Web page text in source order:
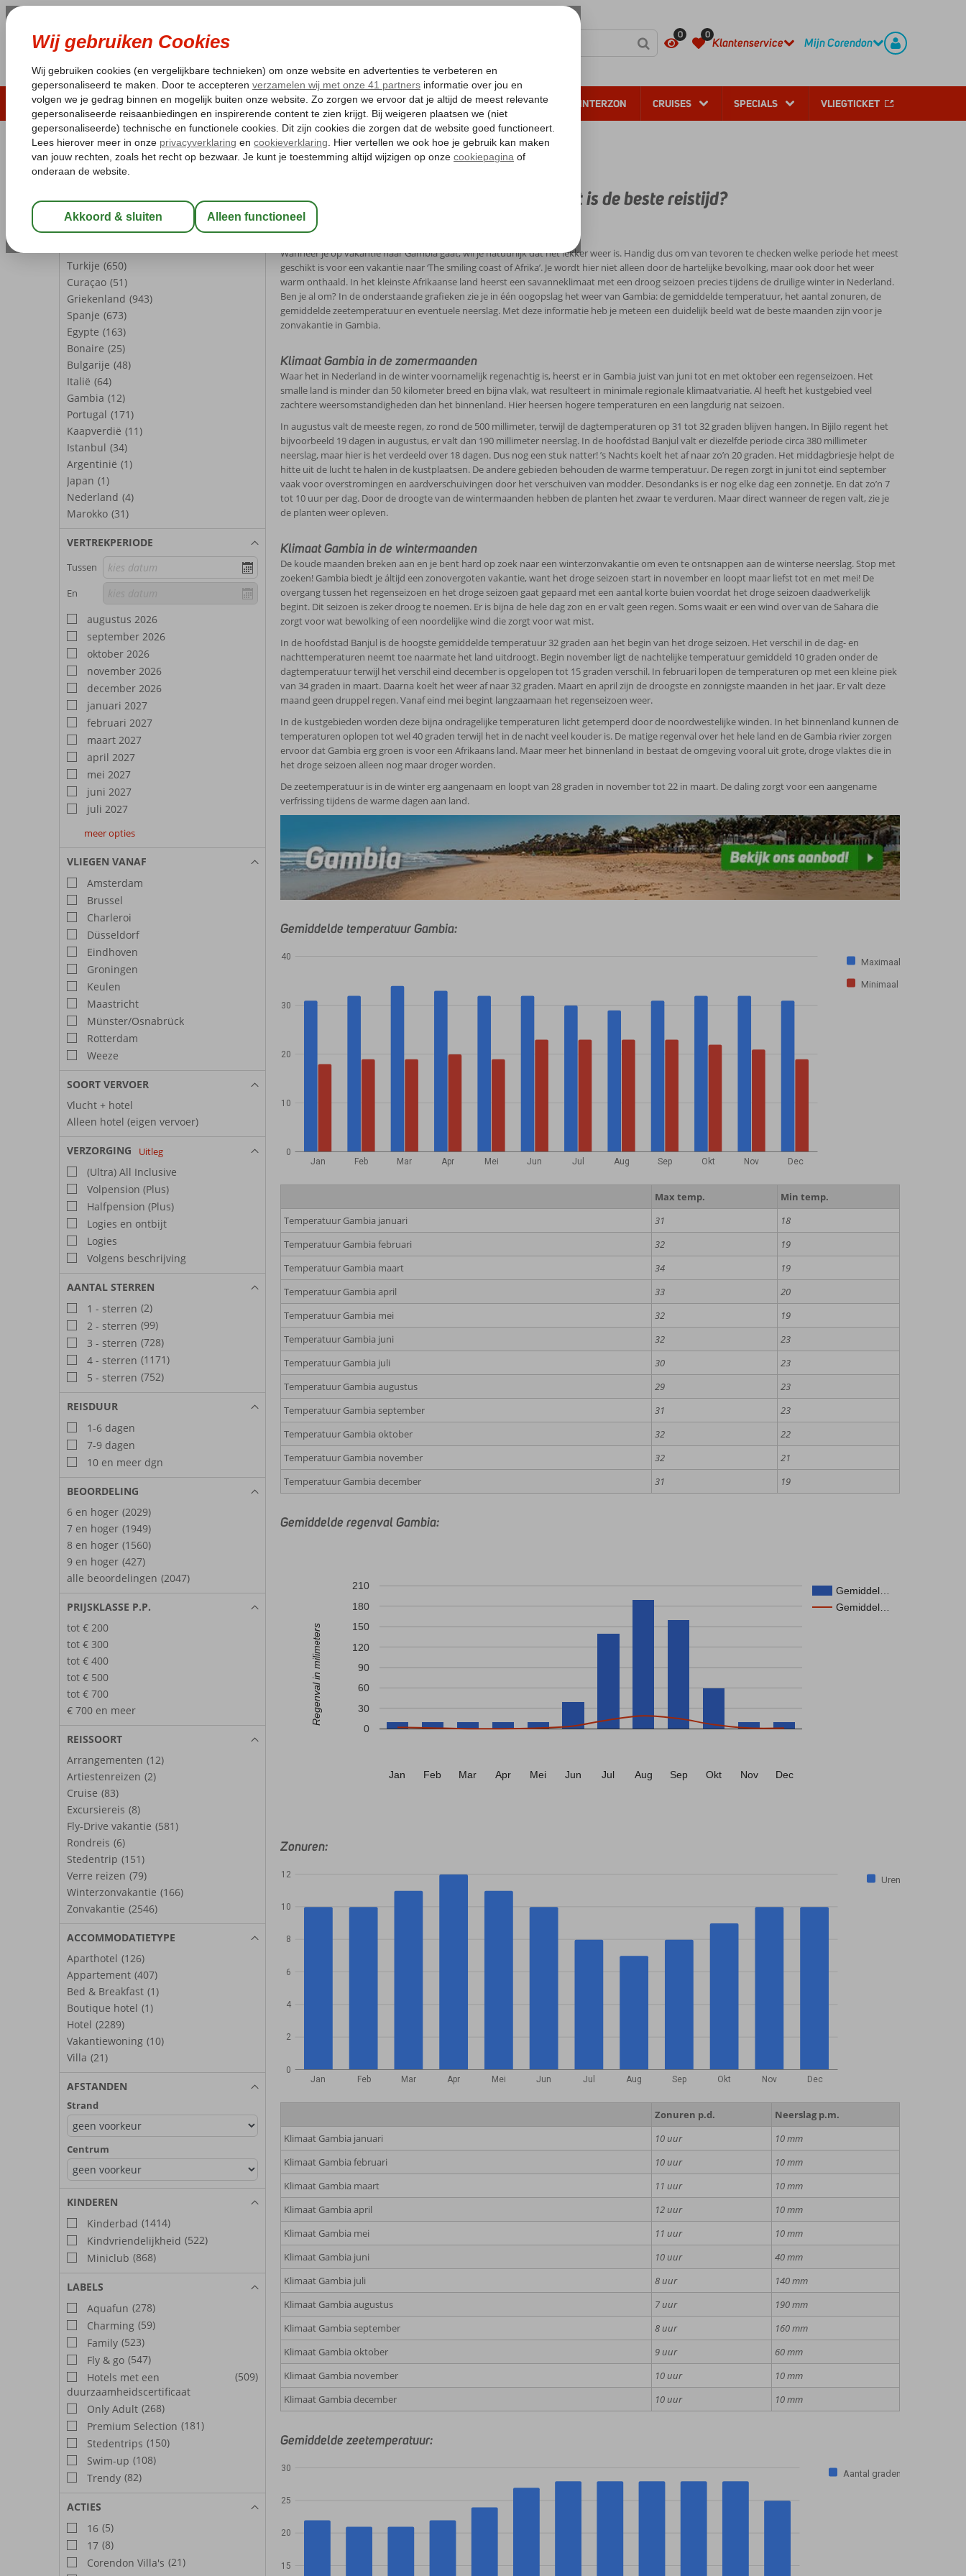
0 0
Klantenservice Mijn Corendon
LAST MINUTE ZOMER 2026 ZONVAKANTIE VERRE REIZEN ALL INCLUSIVE WINTERZON CRUISES SPECIALS VLIEGTICKET
Pakketgarantie Laagsteprijsgarantie* Gratis annuleren*
REISGEZELSCHAP
Wijzig Reisgezelschap
Turkije (650)
Curaçao (51)
Griekenland (943)
Spanje (673)
Egypte (163)
Bonaire (25)
Bulgarije (48)
Italië (64)
Gambia (12)
Portugal (171)
Kaapverdië (11)
Istanbul (34)
Argentinië (1)
Japan (1)
Nederland (4)
Marokko (31)
VERTREKPERIODE
Tussen
En
augustus 2026
september 2026
oktober 2026
november 2026
december 2026
januari 2027
februari 2027
maart 2027
april 2027
mei 2027
juni 2027
juli 2027
augustus
2027
september
2027
oktober
2027
meer opties
VLIEGEN VANAF
Amsterdam
Brussel
Charleroi
Düsseldorf
Eindhoven
Groningen
Keulen
Maastricht
Münster/Osnabrück
Rotterdam
Weeze
SOORT VERVOER
Vlucht + hotel
Alleen hotel (eigen vervoer)
VERZORGING Uitleg
(Ultra) All Inclusive
Volpension (Plus)
Halfpension (Plus)
Logies en ontbijt
Logies
Volgens beschrijving
AANTAL STERREN
1 - sterren (2)
2 - sterren (99)
3 - sterren (728)
4 - sterren (1171)
5 - sterren (752)
REISDUUR
1-6 dagen
7-9 dagen
10 en meer dgn
BEOORDELING
6 en hoger (2029)
7 en hoger (1949)
8 en hoger (1560)
9 en hoger (427)
alle beoordelingen (2047)
PRIJSKLASSE P.P.
tot € 200
tot € 300
tot € 400
tot € 500
tot € 700
€ 700 en meer
REISSOORT
Arrangementen (12)
Artiestenreizen (2)
Cruise (83)
Excursiereis (8)
Fly-Drive vakantie (581)
Rondreis (6)
Stedentrip (151)
Verre reizen (79)
Winterzonvakantie (166)
Zonvakantie (2546)
ACCOMMODATIETYPE
Aparthotel (126)
Appartement (407)
Bed & Breakfast (1)
Boutique hotel (1)
Hotel (2289)
Vakantiewoning (10)
Villa (21)
AFSTANDEN
Strand
Centrum
KINDEREN
Kinderbad (1414)
Kindvriendelijkheid (522)
Miniclub (868)
LABELS
Aquafun (278)
Charming (59)
Family (523)
Fly & go (547)
Hotels met een
duurzaamheidscertificaat
(509)
Only Adult (268)
Premium Selection (181)
Stedentrips (150)
Swim-up (108)
Trendy (82)
ACTIES
16 (5)
17 (8)
Corendon Villa's (21)
Klimaat en temperatuur in Gambia - Wat is de beste reistijd?
Klimaat en temperatuur Gambia
Wanneer je op vakantie naar Gambia gaat, wil je natuurlijk dat het lekker weer is. Handig dus om van tevoren te checken welke periode het meest
geschikt is voor een vakantie naar ‘The smiling coast of Afrika’. Je wordt hier niet alleen door de hartelijke bevolking, maar ook door het weer
warm onthaald. In het kleinste Afrikaanse land heerst een savanneklimaat met een droog seizoen precies tijdens de druilige winter in Nederland.
Ben je al om? In de onderstaande grafieken zie je in één oogopslag het weer van Gambia: de gemiddelde temperatuur, het aantal zonuren, de
gemiddelde zeetemperatuur en eventuele neerslag. Met deze informatie heb je meteen een duidelijk beeld wat de beste maanden zijn voor je
zonvakantie in Gambia.
Klimaat Gambia in de zomermaanden
Waar het in Nederland in de winter voornamelijk regenachtig is, heerst er in Gambia juist van juni tot en met oktober een regenseizoen. Het
smalle land is minder dan 50 kilometer breed en bijna vlak, wat resulteert in minimale regionale klimaatvariatie. Al heeft het kustgebied veel
zachtere weersomstandigheden dan het binnenland. Hier heersen hogere temperaturen en een langdurig nat seizoen.
In augustus valt de meeste regen, zo rond de 500 millimeter, terwijl de dagtemperaturen op 31 tot 32 graden blijven hangen. In Bijilo regent het
bijvoorbeeld 19 dagen in augustus, er valt dan 190 millimeter neerslag. In de hoofdstad Banjul valt er diezelfde periode circa 380 millimeter
neerslag, maar hier is het verdeeld over 18 dagen. Dus nog een stuk natter! ’s Nachts koelt het af naar zo’n 20 graden. Het middagbriesje helpt de
hitte uit de lucht te halen in de kustplaatsen. De andere gebieden behouden de warme temperatuur. De regen zorgt in juni tot eind september
vaak voor overstromingen en aardverschuivingen door het verschuiven van modder. Desondanks is er nog elke dag een zonnetje. En dat zo’n 7
tot 10 uur per dag. Door de droogte van de wintermaanden hebben de planten het zwaar te verduren. Maar direct wanneer de regen valt, zie je
de planten weer opleven.
Klimaat Gambia in de wintermaanden
De koude maanden breken aan en je bent hard op zoek naar een winterzonvakantie om even te ontsnappen aan de winterse neerslag. Stop met
zoeken! Gambia biedt je áltijd een zonovergoten vakantie, want het droge seizoen start in november en loopt maar liefst tot en met mei! De
overgang tussen het regenseizoen en het droge seizoen gaat gepaard met een aantal korte buien voordat het droge seizoen daadwerkelijk
begint. Dit seizoen is zeker droog te noemen. Er is bijna de hele dag zon en er valt geen regen. Soms waait er een wind over van de Sahara die
zorgt voor wat bewolking of een noordelijke wind die zorgt voor wat mist.
In de hoofdstad Banjul is de hoogste gemiddelde temperatuur 32 graden aan het begin van het droge seizoen. Het verschil in de dag- en
nachttemperaturen neemt toe naarmate het land uitdroogt. Begin november ligt de nachtelijke temperatuur gemiddeld 10 graden onder de
dagtemperatuur terwijl het verschil eind december is opgelopen tot 15 graden verschil. In februari lopen de temperaturen op met een kleine piek
van 34 graden in maart. Daarna koelt het weer af naar 32 graden. Maart en april zijn de droogste en zonnigste maanden in het jaar. Er valt deze
maand geen druppel regen. Vanaf eind mei begint langzaamaan het regenseizoen weer.
In de kustgebieden worden deze bijna ondragelijke temperaturen licht getemperd door de noordwestelijke winden. In het binnenland kunnen de
temperaturen oplopen tot wel 40 graden terwijl het in de nacht veel kouder is. De matige regenval over het hele land en de Gambia rivier zorgen
ervoor dat Gambia erg groen is voor een Afrikaans land. Maar meer het binnenland in bestaat de omgeving vooral uit grote, droge vlaktes die in
het droge seizoen alleen nog maar droger worden.
De zeetemperatuur is in de winter erg aangenaam en loopt van 28 graden in november tot 22 in maart. De daling zorgt voor een aangename
verfrissing tijdens de warme dagen aan land.
Gemiddelde temperatuur Gambia:
Maximaal
Minimaal
Jan Feb Mar Apr Mei Jun Jul Aug Sep Okt Nov Dec
0
10
20
30
40
Max temp.
Min temp.
Temperatuur Gambia januari
31
18
Temperatuur Gambia februari
32
19
Temperatuur Gambia maart
34
19
Temperatuur Gambia april
33
20
Temperatuur Gambia mei
32
19
Temperatuur Gambia juni
32
23
Temperatuur Gambia juli
30
23
Temperatuur Gambia augustus
29
23
Temperatuur Gambia september
31
23
Temperatuur Gambia oktober
32
22
Temperatuur Gambia november
32
21
Temperatuur Gambia december
31 19
Gemiddelde regenval Gambia:
Gemiddel…
Gemiddel…
Jan Feb Mar Apr Mei Jun Jul Aug Sep Okt Nov Dec
0
30
60
90
120
150
180
210
Regenval in milimeters
Zonuren:
Uren
Jan Feb Mar Apr Mei Jun Jul Aug Sep Okt Nov Dec
0
2
4
6
8
10
12
Zonuren p.d.
Neerslag p.m.
Klimaat Gambia januari
10 uur
10 mm
Klimaat Gambia februari
10 uur
10 mm
Klimaat Gambia maart
11 uur
10 mm
Klimaat Gambia april
12 uur
10 mm
Klimaat Gambia mei
11 uur
10 mm
Klimaat Gambia juni
10 uur
40 mm
Klimaat Gambia juli
8 uur
140 mm
Klimaat Gambia augustus
7 uur
190 mm
Klimaat Gambia september
8 uur
160 mm
Klimaat Gambia oktober
9 uur
60 mm
Klimaat Gambia november
10 uur
10 mm
Klimaat Gambia december
10 uur 10 mm
Gemiddelde zeetemperatuur:
Aantal graden
15
20
25
30